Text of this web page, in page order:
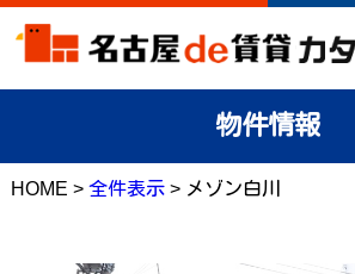
物件情報
HOME > 全件表示> メゾン白川
駅名から探す